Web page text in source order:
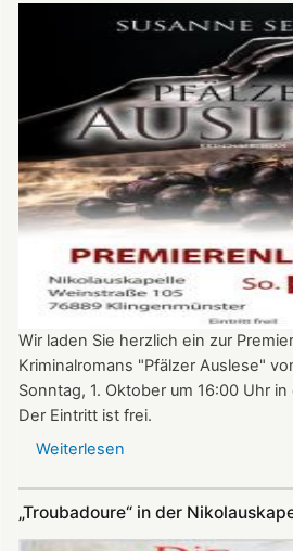
in
der
Nikolauskapelle
Wir laden Sie herzlich ein zur
Kriminalromans "Pfälzer Auslese"
Sonntag, 1. Oktober um 16:00 Uhr
Der Eintritt ist frei.
Weiterlesen
Auslese"
„Troubadoure“ in der